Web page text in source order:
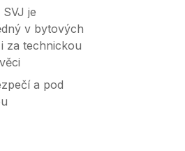
je
v bytových
za technickou
a pod